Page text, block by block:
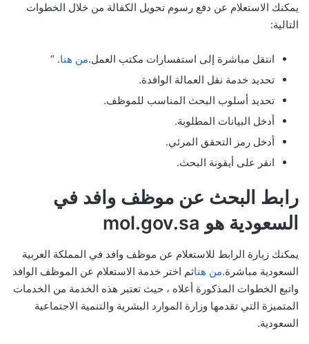
يمكنك الاستعلام عن دفع رسوم تحويل الكفالة من خلال الخطوات
التالية:
انتقل مباشرة إلى استفسارات مكتب العمل.من هنا. “
تحديد خدمة نقل العمالة الوافدة.
تحديد أسلوب البحث المناسب للموظف.
أدخل البيانات المطلوبة.
أدخل رمز التحقق المرئي.
انقر على أيقونة البحث.
رابط البحث عن موظف وافد في
السعودية هو mol.gov.sa
يمكنك زيارة الرابط للاستعلام عن موظف وافد في المملكة العربية
السعودية مباشرة.من هناثم اختر خدمة الاستعلام عن الموظف الوافد
واتبع الخطوات المذكورة أعلاه ، حيث تعتبر هذه الخدمة من الخدمات
المتميزة التي تقدمها وزارة الموارد البشرية والتنمية الاجتماعية
السعودية.